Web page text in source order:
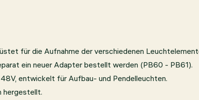
für die Aufnahme der verschiedenen
ein neuer Adapter bestellt werden (PB60 - PB61).
entwickelt für Aufbau- und Pendelleuchten.
hergestellt.